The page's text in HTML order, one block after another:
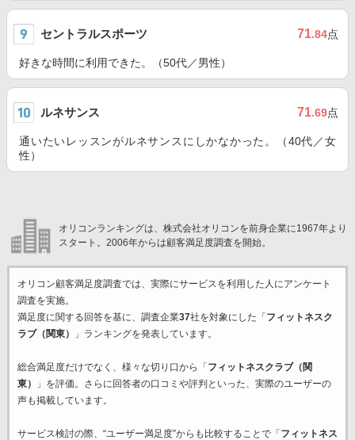
セントラルスポーツ 71.84点
好きな時間に利用できた。（50代／男性）
ルネサンス 71.69点
通いたいレッスンがルネサンスにしかなかった。（40代／女
性）
オリコンランキングは、株式会社オリコンを前身企業に1967年より
スタート。2006年からは顧客満足度調査を開始。
オリコン顧客満足度調査では、実際にサービスを利用した 人にアンケート
調査を実施。
満足度に関する回答を基に、調査企業37社を対象にした「 フィットネスク
ラブ（関東）
」ランキングを発表しています。
総合満足度だけでなく、様々な切り口から「 フィットネスクラブ（関
東）
」を評価。さらに回答者の口コミや評判といった、実際のユーザーの
声も掲載しています。
サービス検討の際、“ユーザー満足度”からも比較することで「 フィットネス